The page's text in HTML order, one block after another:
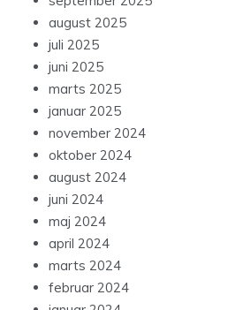
august 2025
juli 2025
juni 2025
marts 2025
januar 2025
november 2024
oktober 2024
august 2024
juni 2024
maj 2024
april 2024
marts 2024
februar 2024